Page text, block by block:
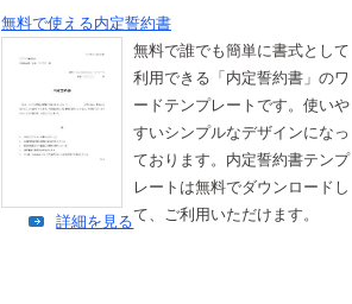
無料で使える内定誓約書
無料で誰でも簡単に書式として
利用できる「内定誓約書」のワ
ードテンプレートです。使いや
すいシンプルなデザインになっ
ております。内定誓約書テンプ
レートは無料でダウンロードし
て、ご利用いただけます。
詳細を見る